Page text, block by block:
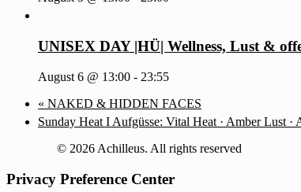
UNISEX DAY |HÜ| Wellness, Lust &
August 6 @ 13:00 - 23:55
« NAKED & HIDDEN FACES
Sunday Heat I Aufgüsse: Vital Heat · Amber Lust ·
© 2026 Achilleus. All rights reserved
Privacy Preference Center